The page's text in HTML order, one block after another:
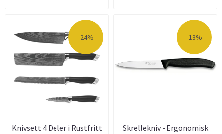
-24%
Knivsett 4 Deler i Rustfritt
-13%
Skrellekniv - Ergonomisk